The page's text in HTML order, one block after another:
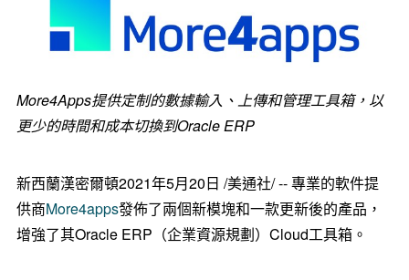
More4Apps提供定制的數據輸入、上傳和管理工具箱，以
更少的時間和成本切換到Oracle ERP
新西蘭漢密爾頓2021年5月20日 /美通社/ -- 專業的軟件提
供商More4apps發佈了兩個新模塊和一款更新後的產品，
增強了其Oracle ERP（企業資源規劃）Cloud工具箱。